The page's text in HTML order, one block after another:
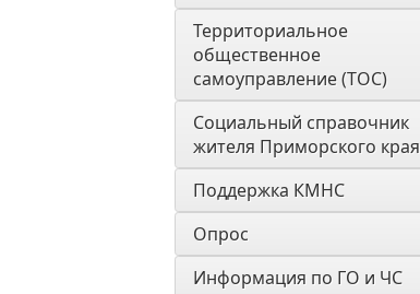
Территориальное
общественное
самоуправление (ТОС)
Социальный справочник
жителя Приморского края
Поддержка КМНС
Опрос
Информация по ГО и ЧС